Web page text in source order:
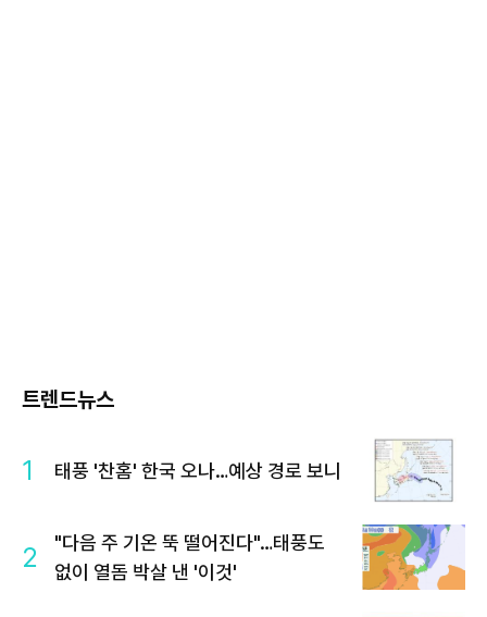
트렌드뉴스
1 태풍 '찬홈' 한국 오나…예상 경로 보니
2
"다음 주 기온 뚝 떨어진다"…태풍도
없이 열돔 박살 낸 '이것'